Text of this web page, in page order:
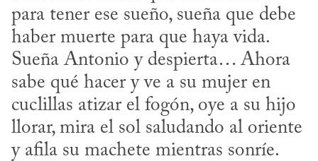
para tener ese sueño, sueña que debe
haber muerte para que haya vida.
Sueña Antonio y despierta… Ahora
sabe qué hacer y ve a su mujer en
cuclillas atizar el fogón, oye a su hijo
llorar, mira el sol saludando al oriente
y afila su machete mientras sonríe.